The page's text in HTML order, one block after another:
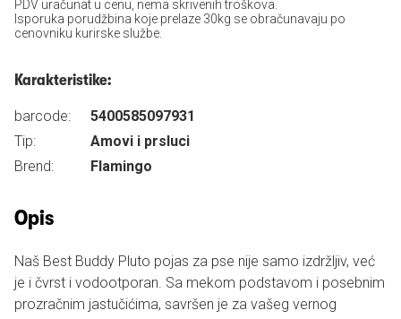
PDV uračunat u cenu, nema skrivenih troškova.
Isporuka porudžbina koje prelaze 30kg se obračunavaju po
cenovniku kurirske službe.
Karakteristike:
barcode:
5400585097931
Tip:
Amovi i prsluci
Brend:
Flamingo
Opis
Naš Best Buddy Pluto pojas za pse nije samo izdržljiv, već
je i čvrst i vodootporan. Sa mekom podstavom i posebnim
prozračnim jastučićima, savršen je za vašeg vernog